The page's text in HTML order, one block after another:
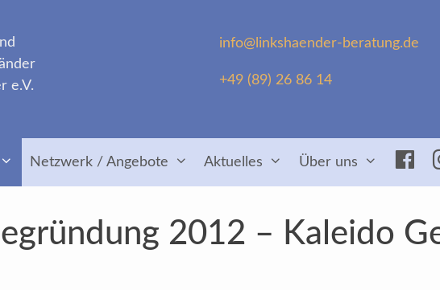
info@linkshaender-beratung.de
+49 (89) 26 86 14
e.V.
Netzwerk / Angebote Aktuelles Über uns
2012 – Kaleido